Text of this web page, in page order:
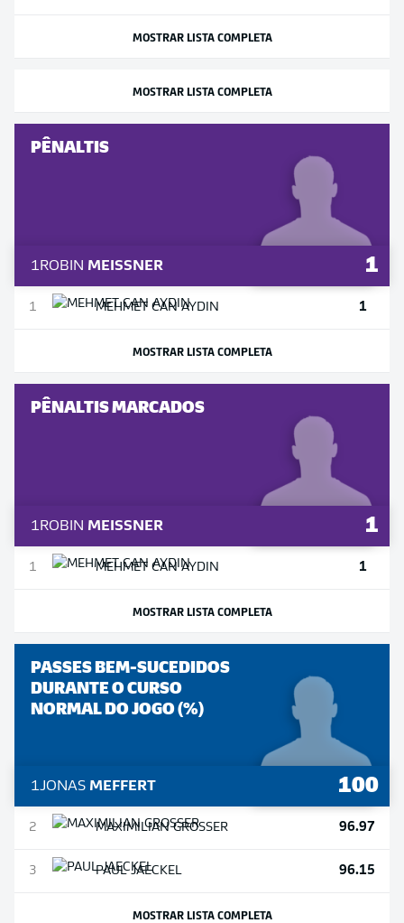
MOSTRAR LISTA COMPLETA
MOSTRAR LISTA COMPLETA
PÊNALTIS
1ROBIN MEISSNER 1
1 MEHMET CAN AYDIN 1
MOSTRAR LISTA COMPLETA
PÊNALTIS MARCADOS
1ROBIN MEISSNER 1
1 MEHMET CAN AYDIN 1
MOSTRAR LISTA COMPLETA
PASSES BEM-SUCEDIDOS
DURANTE O CURSO
NORMAL DO JOGO (%)
1JONAS MEFFERT 100
2 MAXIMILIANGROSSER 96.97
3 PAULJAECKEL 96.15
MOSTRAR LISTA COMPLETA